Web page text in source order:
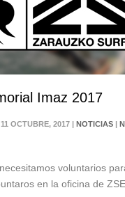
Imaz 2017
OCTUBRE, 2017 | NOTICIAS |
voluntarios
en la oficina de